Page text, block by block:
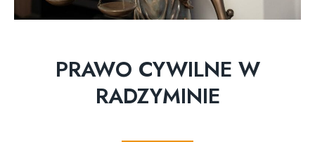
PRAWO CYWILNE W
RADZYMINIE